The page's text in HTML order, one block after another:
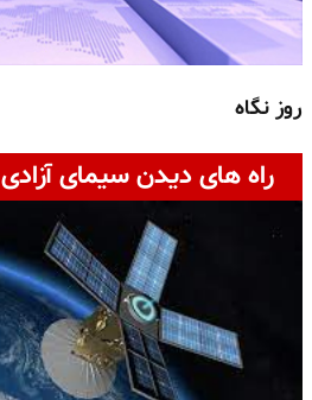
روز نگاه
راه های دیدن سیمای آزادی